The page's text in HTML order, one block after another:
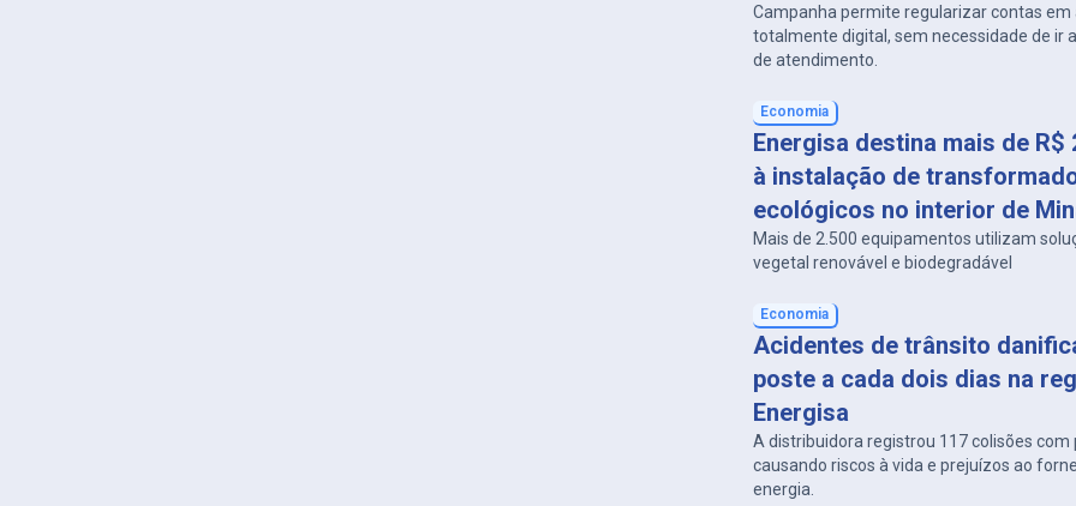
Campanha permite regularizar contas
totalmente digital, sem necessidade de ir
de atendimento.
Economia
Energisa destina mais de R$
à instalação de
ecológicos no interior de
Mais de 2.500 equipamentos utilizam
vegetal renovável e biodegradável
Economia
Acidentes de trânsito
poste a cada dois dias na
Energisa
A distribuidora registrou 117 colisões com
causando riscos à vida e prejuízos ao
energia.